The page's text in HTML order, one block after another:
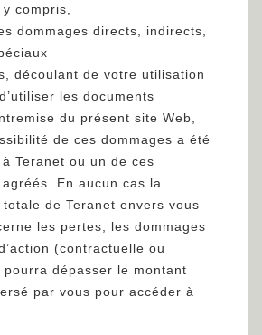
compris,
dommages directs, indirects,
découlant de votre utilisation
les documents
du présent site Web,
de ces dommages a été
Teranet ou un de ces
En aucun cas la
de Teranet envers vous
les pertes, les dommages
(contractuelle ou
dépasser le montant
par vous pour accéder à